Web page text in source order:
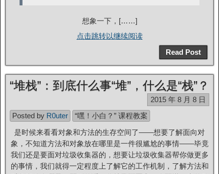
想象一下，[……]
点击跳转以继续阅读
Read Post
“堆栈”：到底什么事“堆”，什么是“栈”？
2015 年 8 月 8 日
Posted by R0uter
“嘿！小白？” 课程教案
是时候来看看对象和方法的生存空间了——想要了解面向对
象，不知道方法和对象放在哪里是一件很尴尬的事情——毕竟
我们还是要面对垃圾收集器的，想要让垃圾收集器帮你做更多
的事情，我们就得一定程度上了解它的工作机制，了解方法和